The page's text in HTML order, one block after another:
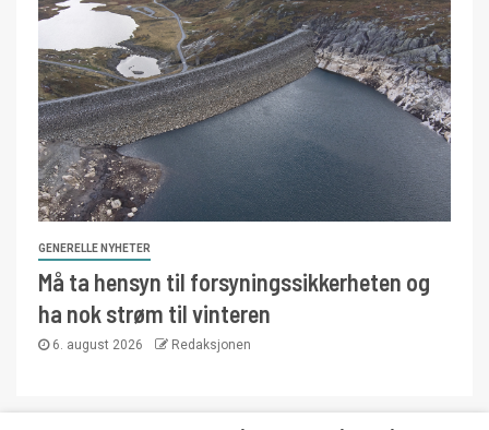
GENERELLE NYHETER
Må ta hensyn til forsyningssikkerheten og
ha nok strøm til vinteren
6. august 2026 Redaksjonen